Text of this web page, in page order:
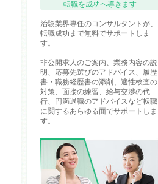
転職を成功へ導きます
治験業界専任のコンサルタントが、
転職成功まで無料でサポートしま
す。
非公開求人のご案内、業務内容の説
明、応募先選びのアドバイス、履歴
書・職務経歴書の添削、適性検査の
対策、面接の練習、給与交渉の代
行、円満退職のアドバイスなど転職
に関するあらゆる面でサポートしま
す。